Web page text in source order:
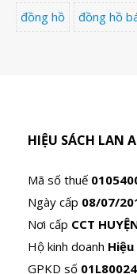
đồng hồ đồng hồ
HIỆU SÁCH LAN
Mã số thuế
Ngày cấp 08/07/
Nơi cấp CCT
Hộ kinh doanh Hiệu
GPKD số